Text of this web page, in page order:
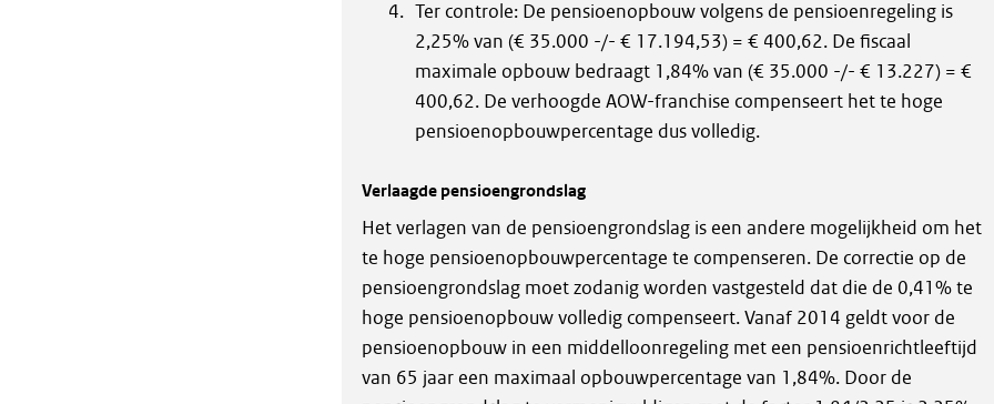
Ter controle: De pensioenopbouw volgens de pensioenregeling is
2,25% van (€ 35.000 -/- € 17.194,53) = € 400,62. De fiscaal
maximale opbouw bedraagt 1,84% van (€ 35.000 -/- € 13.227) = €
400,62. De verhoogde AOW-franchise compenseert het te hoge
pensioenopbouwpercentage dus volledig.
Verlaagde pensioengrondslag
Het verlagen van de pensioengrondslag is een andere mogelijkheid om het
te hoge pensioenopbouwpercentage te compenseren. De correctie op de
pensioengrondslag moet zodanig worden vastgesteld dat die de 0,41% te
hoge pensioenopbouw volledig compenseert. Vanaf 2014 geldt voor de
pensioenopbouw in een middelloonregeling met een pensioenrichtleeftijd
van 65 jaar een maximaal opbouwpercentage van 1,84%. Door de